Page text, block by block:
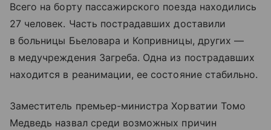
Всего на борту пассажирского поезда находились
27 человек. Часть пострадавших доставили
в больницы Бьеловара и Копривницы, других —
в медучреждения Загреба. Одна из пострадавших
находится в реанимации, ее состояние стабильно.
Заместитель премьер-министра Хорватии Томо
Медведь назвал среди возможных причин